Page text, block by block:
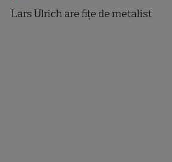
Lars Ulrich are fiţe de metalist